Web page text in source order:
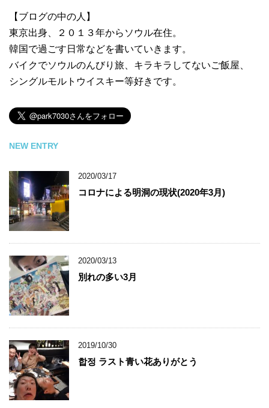
【ブログの中の人】
東京出身、２０１３年からソウル在住。
韓国で過ごす日常などを書いていきます。
バイクでソウルのんびり旅、キラキラしてないご飯屋、
シングルモルトウイスキー等好きです。
NEW ENTRY
2020/03/17
コロナによる明洞の現状(2020年3月)
2020/03/13
別れの多い3月
2019/10/30
합정 ラスト青い花ありがとう